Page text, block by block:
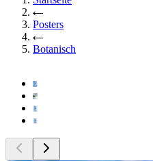
Posters
Botanisch